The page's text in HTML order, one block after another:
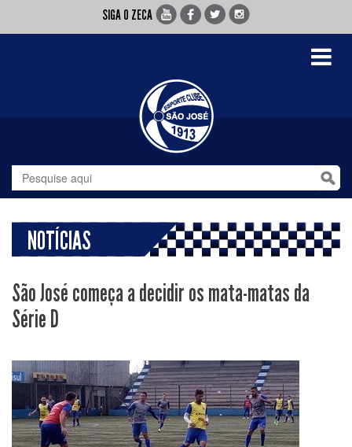
SIGA O ZECA
Toggle
NOTÍCIAS
São José começa a decidir os mata-matas da
Série D